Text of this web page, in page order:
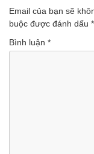
Email của bạn sẽ
buộc được đánh dấu *
Bình luận *